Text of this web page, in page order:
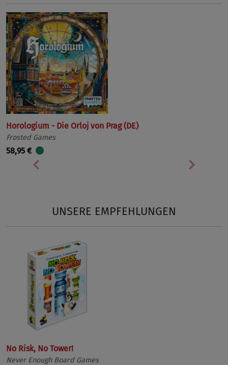
Horologium - Die Orloj von Prag (DE)
Frosted Games
58,95 €
Vorherige
UNSERE EMPFEHLUNGEN
No Risk, No Tower!
Never Enough Board Games